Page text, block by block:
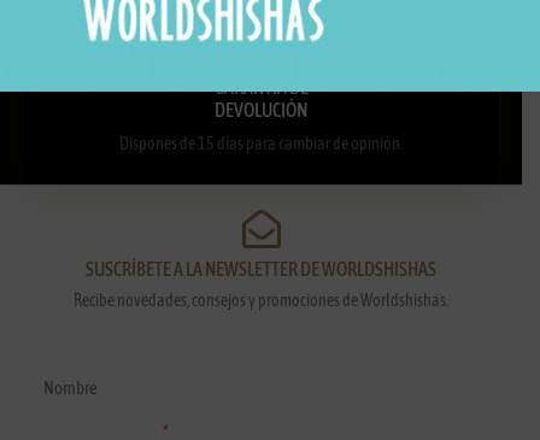
GARANTÍA DE
DEVOLUCIÓN
Dispones de 15 días para cambiar de opinión.
SUSCRÍBETE A LA NEWSLETTER DE WORLDSHISHAS
Recibe novedades, consejos y promociones de Worldshishas.